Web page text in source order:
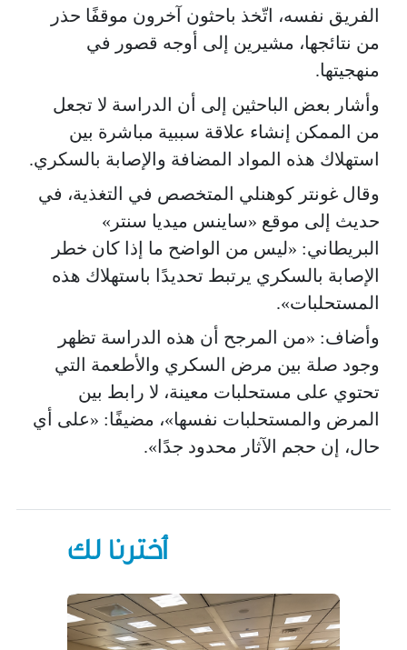
أخترنا لك
الفريق نفسه، اتّخذ باحثون آخرون موقفًا حذر
من نتائجها، مشيرين إلى أوجه قصور في
منهجيتها.
وأشار بعض الباحثين إلى أن الدراسة لا تجعل
من الممكن إنشاء علاقة سببية مباشرة بين
استهلاك هذه المواد المضافة والإصابة بالسكري.
وقال غونتر كوهنلي المتخصص في التغذية، في
حديث إلى موقع «ساينس ميديا سنتر»
البريطاني: «ليس من الواضح ما إذا كان خطر
الإصابة بالسكري يرتبط تحديدًا باستهلاك هذه
المستحلبات».
وأضاف: «من المرجح أن هذه الدراسة تظهر
وجود صلة بين مرض السكري والأطعمة التي
تحتوي على مستحلبات معينة، لا رابط بين
المرض والمستحلبات نفسها»، مضيفًا: «على أي
حال، إن حجم الآثار محدود جدًا».